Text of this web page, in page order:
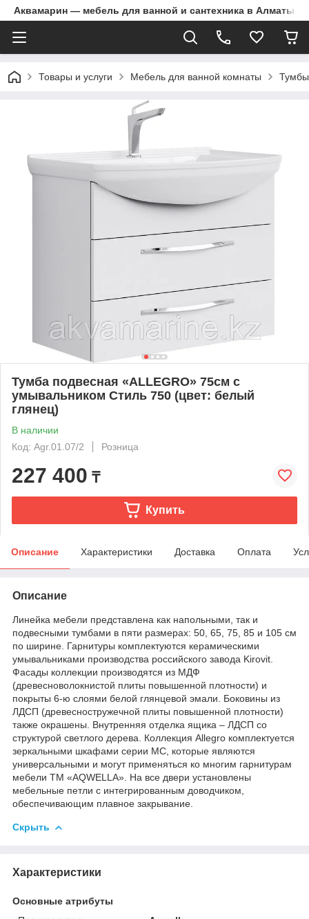
Аквамарин — мебель для ванной и сантехника в Алматы |
Товары и услуги Мебель для ванной комнаты
Тумба подвесная «ALLEGRO» 75см с
умывальником Стиль 750 (цвет: белый
глянец)
В наличии
Код: Agr.01.07/2
Розница
227 400 ₸
Купить
Описание Характеристики Доставка Оплата
Описание
Линейка мебели представлена как напольными, так и
подвесными тумбами в пяти размерах: 50, 65, 75, 85 и 105 см
по ширине. Гарнитуры комплектуются керамическими
умывальниками производства российского завода Kirovit.
Фасады коллекции производятся из МДФ
(древесноволокнистой плиты повышенной плотности) и
покрыты 6-ю слоями белой глянцевой эмали. Боковины из
ЛДСП (древесностружечной плиты повышенной плотности)
также окрашены. Внутренняя отделка ящика – ЛДСП со
структурой светлого дерева. Коллекция Allegro комплектуется
зеркальными шкафами серии МС, которые являются
универсальными и могут применяться ко многим гарнитурам
мебели ТМ «AQWELLA». На все двери установлены
мебельные петли с интегрированным доводчиком,
обеспечивающим плавное закрывание.
Скрыть
Характеристики
Основные атрибуты